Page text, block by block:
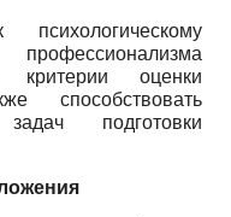
критерии оценки
способствовать
подготовки